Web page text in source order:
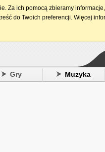
Gry Muzyka
Za ich pomocą zbieramy
do Twoich preferencji. Więcej